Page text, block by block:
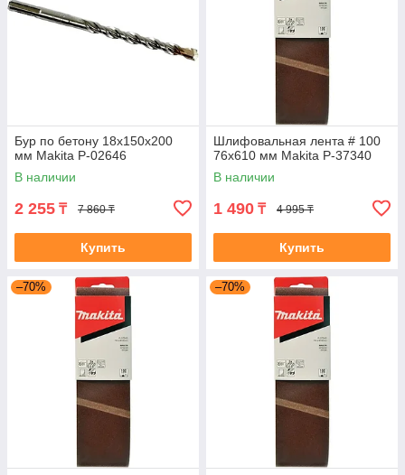
Бур по бетону 18x150x200
мм Makita P-02646
В наличии
2 255 ₸ 7 860 ₸
Купить
Шлифовальная лента # 100
76x610 мм Makita P-37340
В наличии
1 490 ₸ 4 995 ₸
Купить
–70% –70%